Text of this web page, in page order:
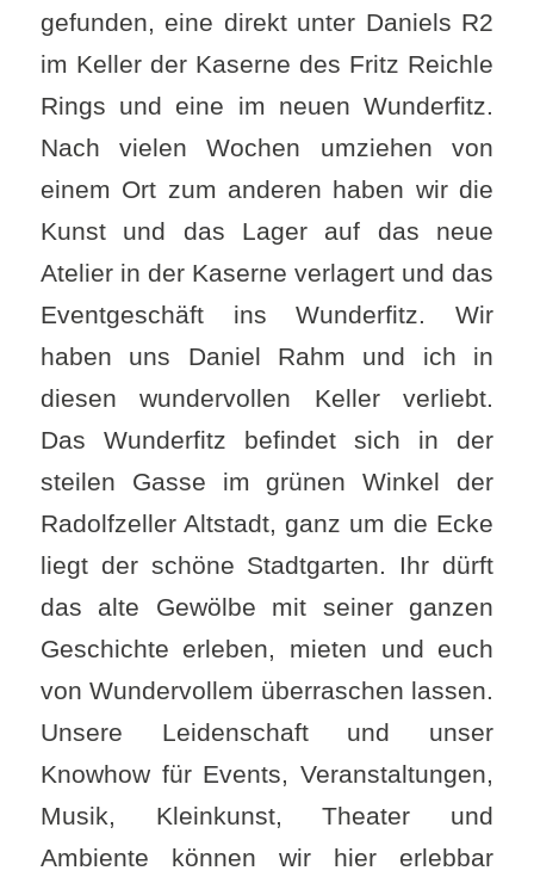
gefunden, eine direkt unter Daniels R2
im Keller der Kaserne des Fritz Reichle
Rings und eine im neuen Wunderfitz.
Nach vielen Wochen umziehen von
einem Ort zum anderen haben wir die
Kunst und das Lager auf das neue
Atelier in der Kaserne verlagert und das
Eventgeschäft ins Wunderfitz. Wir
haben uns Daniel Rahm und ich in
diesen wundervollen Keller verliebt.
Das Wunderfitz befindet sich in der
steilen Gasse im grünen Winkel der
Radolfzeller Altstadt, ganz um die Ecke
liegt der schöne Stadtgarten. Ihr dürft
das alte Gewölbe mit seiner ganzen
Geschichte erleben, mieten und euch
von Wundervollem überraschen lassen.
Unsere Leidenschaft und unser
Knowhow für Events, Veranstaltungen,
Musik, Kleinkunst, Theater und
Ambiente können wir hier erlebbar